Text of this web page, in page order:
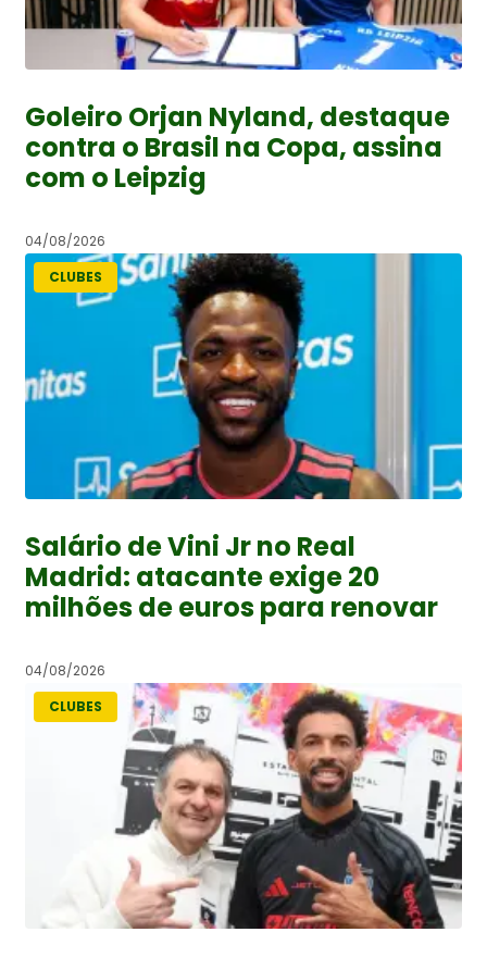
Goleiro Orjan Nyland, destaque
contra o Brasil na Copa, assina
com o Leipzig
04/08/2026
CLUBES
Salário de Vini Jr no Real
Madrid: atacante exige 20
milhões de euros para renovar
04/08/2026
CLUBES